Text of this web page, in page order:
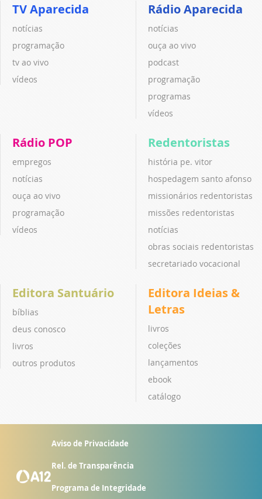
TV Aparecida
notícias
programação
tv ao vivo
vídeos
Rádio Aparecida
notícias
ouça ao vivo
podcast
programação
programas
vídeos
Rádio POP
empregos
notícias
ouça ao vivo
programação
vídeos
Redentoristas
história pe. vitor
hospedagem santo afonso
missionários redentoristas
missões redentoristas
notícias
obras sociais redentoristas
secretariado vocacional
Editora Santuário
bíblias
deus conosco
livros
outros produtos
Editora Ideias &
Letras
livros
coleções
lançamentos
ebook
catálogo
Aviso de Privacidade
Rel. de Transparência
Programa de Integridade